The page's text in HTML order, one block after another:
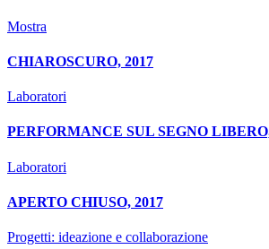
Mostra
CHIAROSCURO, 2017
Laboratori
PERFORMANCE SUL SEGNO
Laboratori
APERTO CHIUSO, 2017
Progetti: ideazione e collaborazione